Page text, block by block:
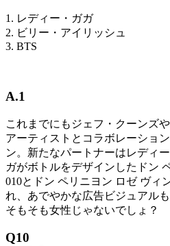
1. レディー・ガガ
2. ビリー・アイリッシュ
3. BTS
A.1
これまでにもジェフ・クーンズ
アーティストとコラボレーショ
ン。新たなパートナーはレディ
ガがボトルをデザインしたドン
010とドン ペリニヨン ロゼ ヴィ
れ、あでやかな広告ビジュアル
そもそも女性じゃないでしょ？
Q10